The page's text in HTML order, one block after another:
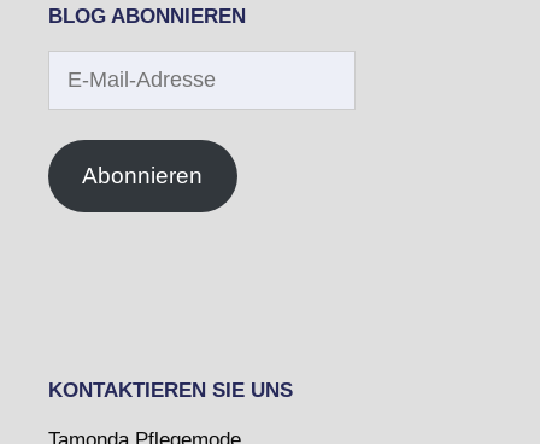
BLOG ABONNIEREN
Mail-
Abonnieren
KONTAKTIEREN SIE UNS